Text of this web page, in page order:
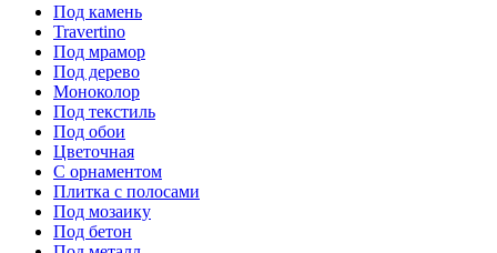
Под камень
Travertino
Под мрамор
Под дерево
Моноколор
Под текстиль
Под обои
Цветочная
С орнаментом
Плитка с полосами
Под мозаику
Под бетон